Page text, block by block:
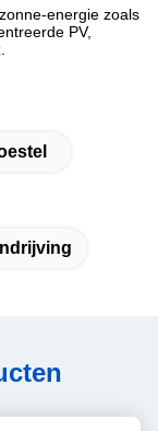
energie zoals
PV,